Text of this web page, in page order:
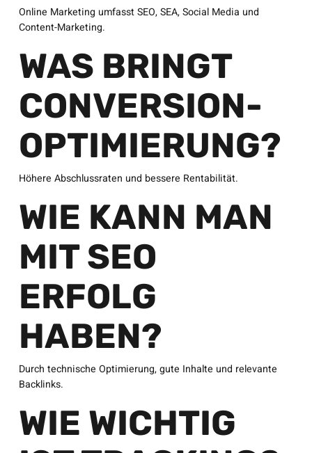
Online Marketing umfasst SEO, SEA, Social Media und
Content-Marketing.
WAS BRINGT
CONVERSION-
OPTIMIERUNG?
Höhere Abschlussraten und bessere Rentabilität.
WIE KANN MAN
MIT SEO
ERFOLG
HABEN?
Durch technische Optimierung, gute Inhalte und relevante
Backlinks.
WIE WICHTIG